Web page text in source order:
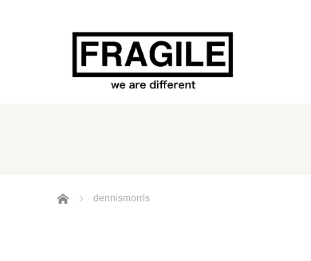
ホーム dennismorris